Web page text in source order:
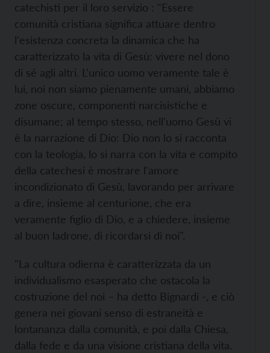
catechisti per il loro servizio : "Essere
comunità cristiana significa attuare dentro
l'esistenza concreta la dinamica che ha
caratterizzato la vita di Gesù: vivere nel dono
di sé agli altri. L'unico uomo veramente tale è
lui, noi non siamo pienamente umani, abbiamo
zone oscure, componenti narcisistiche e
disumane; al tempo stesso, nell'uomo Gesù vi
è la narrazione di Dio: Dio non lo si racconta
con la teologia, lo si narra con la vita e compito
della catechesi è mostrare l'amore
incondizionato di Gesù, lavorando per arrivare
a dire, insieme al centurione, che era
veramente figlio di Dio, e a chiedere, insieme
al buon ladrone, di ricordarsi di noi".
"La cultura odierna è caratterizzata da un
individualismo esasperato che ostacola la
costruzione del noi – ha detto Bignardi -, e ciò
genera nei giovani senso di estraneità e
lontananza dalla comunità, e poi dalla Chiesa,
dalla fede e da una visione cristiana della vita.